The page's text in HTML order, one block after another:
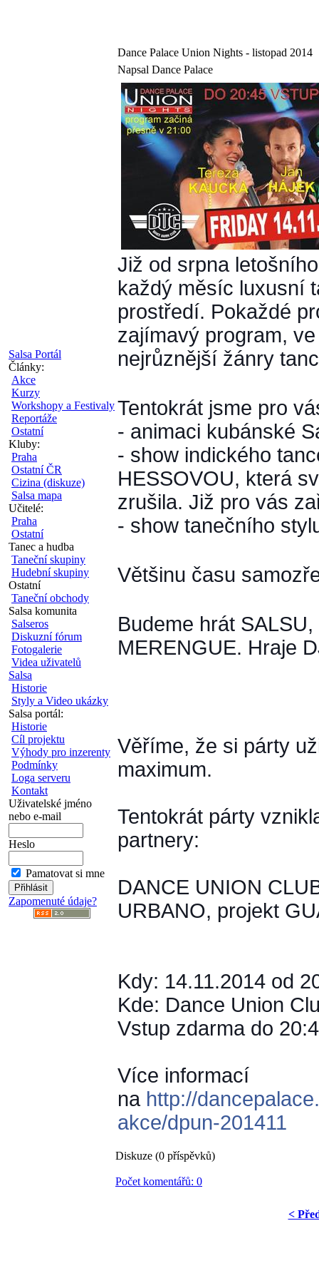
Salsa Portál
Články:
Akce
Kurzy
Workshopy a Festivaly
Reportáže
Ostatní
Kluby:
Praha
Ostatní ČR
Cizina (diskuze)
Salsa mapa
Učitelé:
Praha
Ostatní
Tanec a hudba
Taneční skupiny
Hudební skupiny
Ostatní
Taneční obchody
Salsa komunita
Salseros
Diskuzní fórum
Fotogalerie
Videa uživatelů
Salsa
Historie
Styly a Video ukázky
Salsa portál:
Historie
Cíl projektu
Výhody pro inzerenty
Podmínky
Loga serveru
Kontakt
Uživatelské jméno
nebo e-mail
Heslo
Pamatovat si mne
Zapomenuté údaje?
Dance Palace Union Nights - listopad 2014
Napsal Dance Palace
Již od srpna
každý měsíc luxusní
prostředí. Pokaždé
zajímavý program,
nejrůznější žánry
Tentokrát jsme pro
- animaci kubánské
- show indického
HESSOVOU, která
zrušila. Již pro vás
- show tanečního
Většinu času
Budeme hrát
MERENGUE. Hraje
Věříme, že si párty
maximum.
Tentokrát párty
partnery:
DANCE UNION
URBANO, projekt
Kdy: 14.11.2014 od
Kde: Dance Union
Vstup zdarma do
Více informací
na http://
akce/dpun-201411
Diskuze (0 příspěvků)
Počet komentářů: 0
<